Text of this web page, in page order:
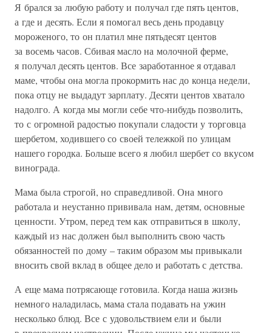
Я брался за любую работу и получал где пять центов,
а где и десять. Если я помогал весь день продавцу
мороженого, то он платил мне пятьдесят центов
за восемь часов. Сбивая масло на молочной ферме,
я получал десять центов. Все заработанное я отдавал
маме, чтобы она могла прокормить нас до конца недели,
пока отцу не выдадут зарплату. Десяти центов хватало
надолго. А когда мы могли себе что-нибудь позволить,
то с огромной радостью покупали сладости у торговца
шербетом, ходившего со своей тележкой по улицам
нашего городка. Больше всего я любил шербет со вкусом
винограда.
Мама была строгой, но справедливой. Она много
работала и неустанно прививала нам, детям, основные
ценности. Утром, перед тем как отправиться в школу,
каждый из нас должен был выполнить свою часть
обязанностей по дому – таким образом мы привыкали
вносить свой вклад в общее дело и работать с детства.
А еще мама потрясающе готовила. Когда наша жизнь
немного наладилась, мама стала подавать на ужин
несколько блюд. Все с удовольствием ели и были